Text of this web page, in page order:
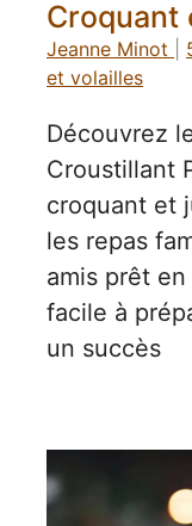
Croquant
Jeanne Minot
et volailles
Découvrez
Croustillant
croquant et
les repas
amis prêt
facile à
un succès